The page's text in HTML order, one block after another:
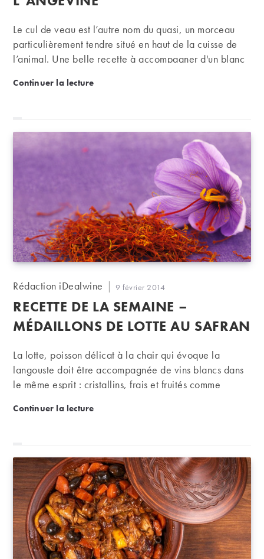
Le cul de veau est l’autre nom du quasi, un morceau
particulièrement tendre situé en haut de la cuisse de
l’animal. Une belle recette à accompagner d'un blanc
Continuer la lectureRecette : cul de veau à l’angevine
Auteur/autrice
la
publication :
Rédaction iDealwine
Publication
publiée :
9 février 2014
RECETTE DE LA SEMAINE –
MÉDAILLONS DE LOTTE AU SAFRAN
La lotte, poisson délicat à la chair qui évoque la
langouste doit être accompagnée de vins blancs dans
le même esprit : cristallins, frais et fruités comme
recette où la chair du poisson reste moelleuse et
Continuer la lectureRecette de la semaine – Médaillons de lotte au